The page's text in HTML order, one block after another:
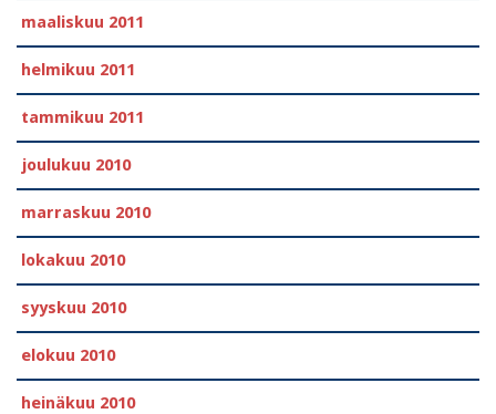
maaliskuu 2011
helmikuu 2011
tammikuu 2011
joulukuu 2010
marraskuu 2010
lokakuu 2010
syyskuu 2010
elokuu 2010
heinäkuu 2010